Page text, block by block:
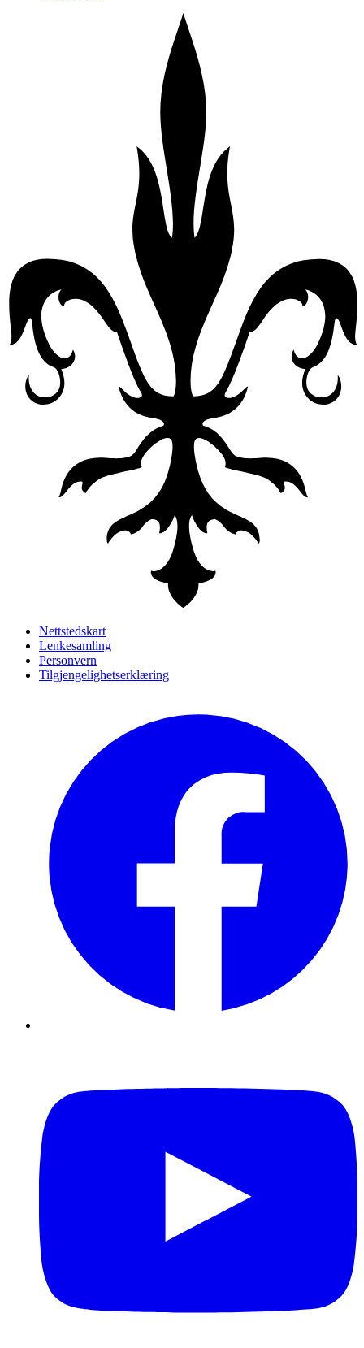
Nettstedskart
Lenkesamling
Personvern
Tilgjengelighetserklæring